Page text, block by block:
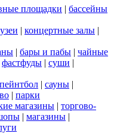
площадки | бассейны
| концертные залы |
| бары и пабы | чайные
фастфуды | суши |
пейнтбол | сауны |
| парки
магазины | торгово-
| магазины |